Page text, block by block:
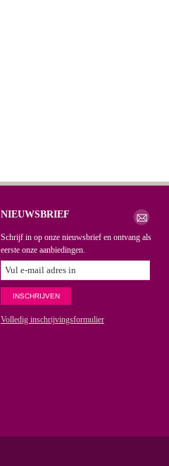
NIEUWSBRIEF
Schrijf in op onze nieuwsbrief en ontvang als
eerste onze aanbiedingen.
Volledig inschrijvingsformulier